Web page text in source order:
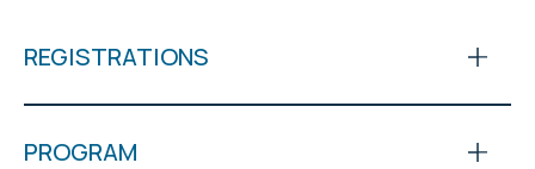
REGISTRATIONS
PROGRAM